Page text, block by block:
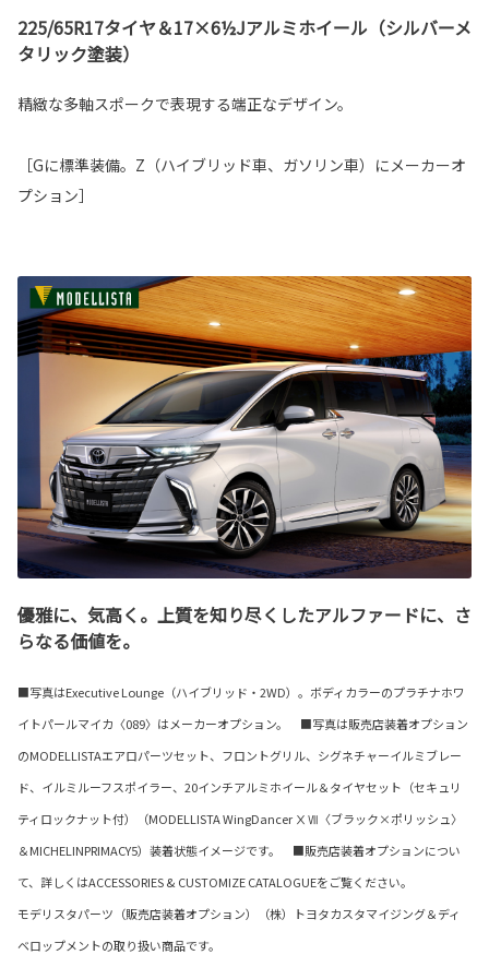
225/65R17タイヤ＆17×6½Jアルミホイール（シルバーメ
タリック塗装）
精緻な多軸スポークで表現する端正なデザイン。
［Gに標準装備。Z（ハイブリッド車、ガソリン車）にメーカーオ
プション］
優雅に、気高く。上質を知り尽くしたアルファードに、さ
らなる価値を。
■写真はExecutive Lounge（ハイブリッド・2WD）。ボディカラーのプラチナホワ
イトパールマイカ〈089〉はメーカーオプション。 ■写真は販売店装着オプション
のMODELLISTAエアロパーツセット、フロントグリル、シグネチャーイルミブレー
ド、イルミルーフスポイラー、20インチアルミホイール＆タイヤセット（セキュリ
ティロックナット付）（MODELLISTA WingDancer ⅩⅦ〈ブラック×ポリッシュ〉
＆MICHELINPRIMACY5）装着状態イメージです。 ■販売店装着オプションについ
て、詳しくはACCESSORIES & CUSTOMIZE CATALOGUEをご覧ください。
モデリスタパーツ（販売店装着オプション）（株）トヨタカスタマイジング＆ディ
ベロップメントの取り扱い商品です。